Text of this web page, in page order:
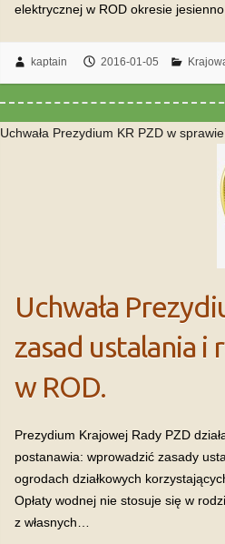
elektrycznej w ROD okresie
kaptain 2016-01-05
Uchwała Prezydium KR PZD w
Uchwała
zasad ustalania i
w ROD.
Prezydium Krajowej Rady PZD
postanawia: wprowadzić zasady
ogrodach działkowych
Opłaty wodnej nie stosuje się w
z własnych…